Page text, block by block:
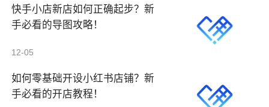
快手小店新店如何正确起步？新
手必看的导图攻略！
12-05
如何零基础开设小红书店铺？新
手必看的开店教程！